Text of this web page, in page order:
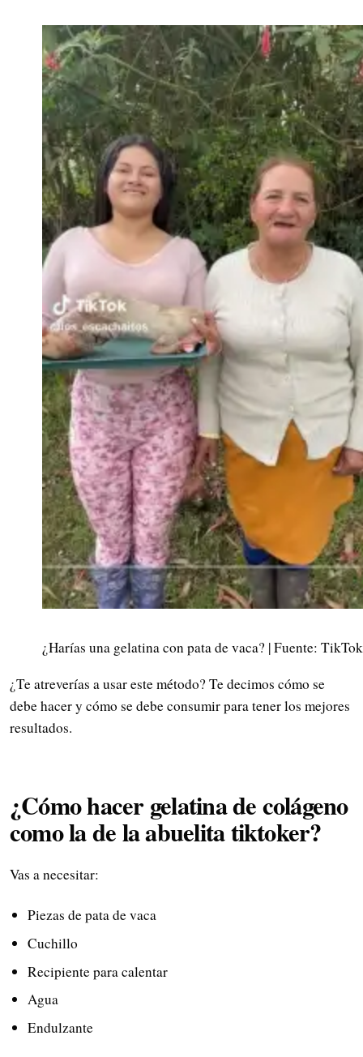
¿Harías una gelatina con pata de vaca? | Fuente: TikTok
¿Te atreverías a usar este método? Te decimos cómo se
debe hacer y cómo se debe consumir para tener los mejores
resultados.
¿Cómo hacer gelatina de colágeno
como la de la abuelita tiktoker?
Vas a necesitar:
Piezas de pata de vaca
Cuchillo
Recipiente para calentar
Agua
Endulzante